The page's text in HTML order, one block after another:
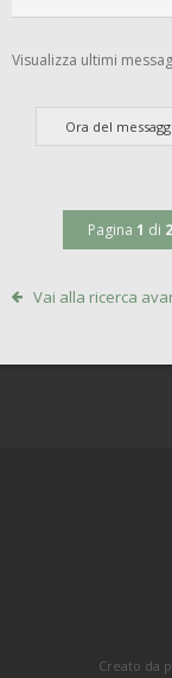
Visualizza ultimi
Pagina 1 di
Vai alla ricerca
Creato da